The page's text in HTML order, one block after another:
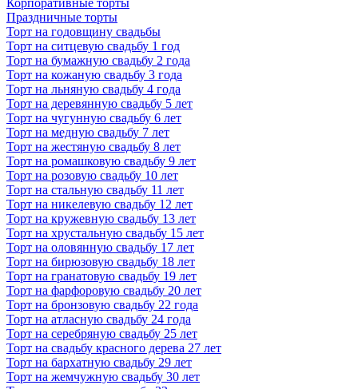
Корпоративные торты
Праздничные торты
Торт на годовщину свадьбы
Торт на ситцевую свадьбу 1 год
Торт на бумажную свадьбу 2 года
Торт на кожаную свадьбу 3 года
Торт на льняную свадьбу 4 года
Торт на деревянную свадьбу 5 лет
Торт на чугунную свадьбу 6 лет
Торт на медную свадьбу 7 лет
Торт на жестяную свадьбу 8 лет
Торт на ромашковую свадьбу 9 лет
Торт на розовую свадьбу 10 лет
Торт на стальную свадьбу 11 лет
Торт на никелевую свадьбу 12 лет
Торт на кружевную свадьбу 13 лет
Торт на хрустальную свадьбу 15 лет
Торт на оловянную свадьбу 17 лет
Торт на бирюзовую свадьбу 18 лет
Торт на гранатовую свадьбу 19 лет
Торт на фарфоровую свадьбу 20 лет
Торт на бронзовую свадьбу 22 года
Торт на атласную свадьбу 24 года
Торт на серебряную свадьбу 25 лет
Торт на свадьбу красного дерева 27 лет
Торт на бархатную свадьбу 29 лет
Торт на жемчужную свадьбу 30 лет